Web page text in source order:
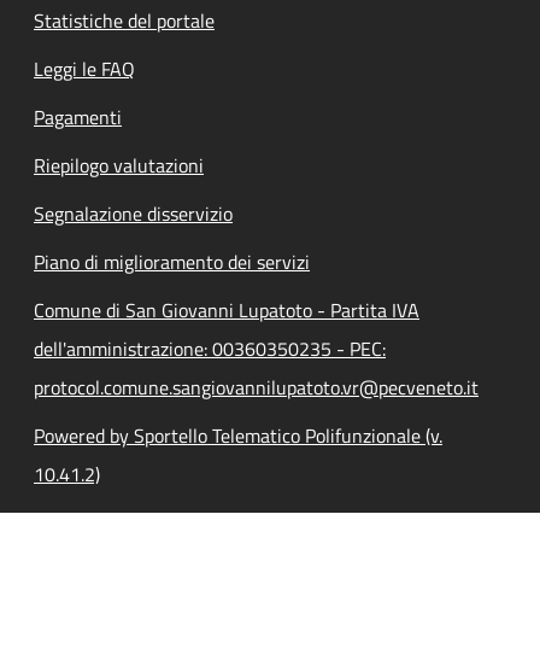
Statistiche del portale
Leggi le FAQ
Pagamenti
Riepilogo valutazioni
Segnalazione disservizio
Piano di miglioramento dei servizi
Comune di San Giovanni Lupatoto - Partita IVA
dell'amministrazione: 00360350235 - PEC:
protocol.comune.sangiovannilupatoto.vr@pecveneto.it
Powered by Sportello Telematico Polifunzionale (v.
10.41.2)